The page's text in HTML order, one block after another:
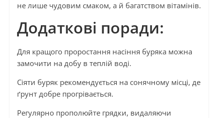
не лише чудовим смаком, а й багатством вітамінів.
Додаткові поради:
Для кращого проростання насіння буряка можна
замочити на добу в теплій воді.
Сіяти буряк рекомендується на сонячному місці, де
ґрунт добре прогрівається.
Регулярно прополюйте грядки, видаляючи